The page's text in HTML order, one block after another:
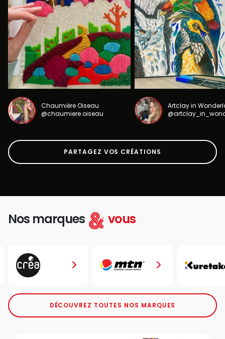
Chaumière Oiseau
@chaumiere.oiseau
Artclay in
PARTAGEZ VOS CRÉATIONS
Nos marques vous
DÉCOUVREZ TOUTES NOS MARQUES